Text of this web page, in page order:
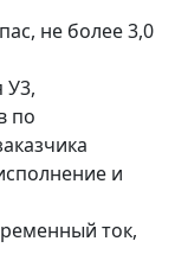
не более 3,0
У3,
по
и
ток,